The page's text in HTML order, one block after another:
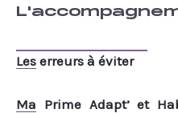
Les erreurs à éviter
Ma Prime Adapt’ et